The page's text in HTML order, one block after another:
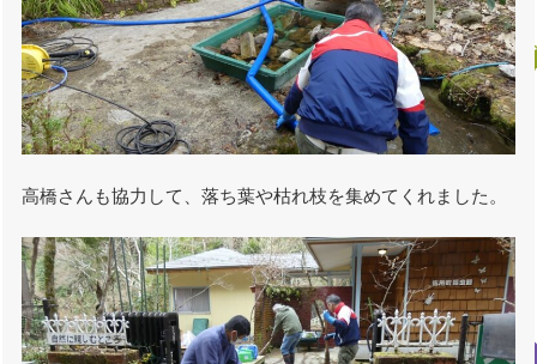
高橋さんも協力して、落ち葉や枯れ枝を集めてくれました。